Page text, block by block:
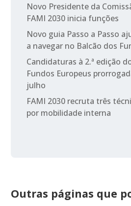
Novo Presidente da
FAMI 2030 inicia funções
Novo guia Passo a Passo
a navegar no Balcão dos
Candidaturas à 2.ª edição
Fundos Europeus
julho
FAMI 2030 recruta três
por mobilidade interna
Outras páginas que